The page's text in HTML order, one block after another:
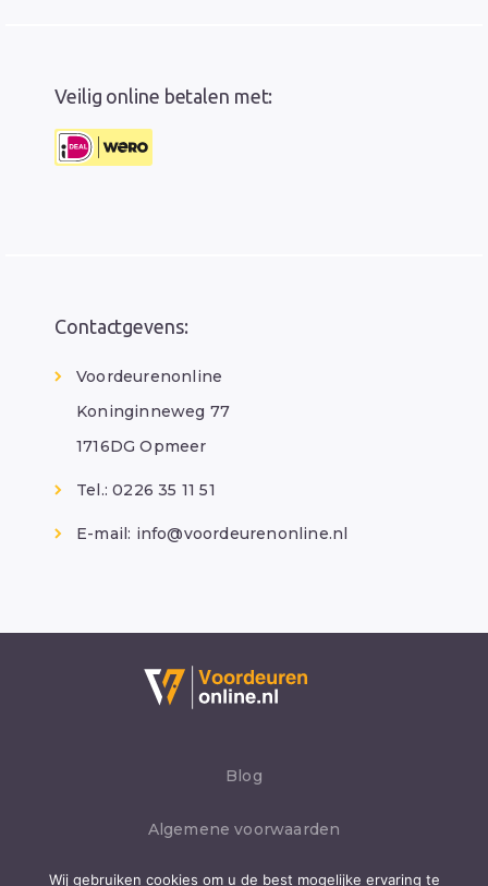
Veilig online betalen met:
Contactgevens:
Voordeurenonline
Koninginneweg 77
1716DG Opmeer
Tel.: 0226 35 11 51
E-mail: info@voordeurenonline.nl
Blog
Algemene voorwaarden
Wij gebruiken cookies om u de best mogelijke ervaring te